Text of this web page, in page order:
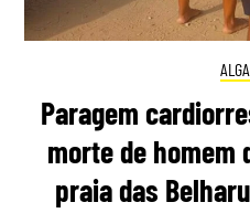
Paragem
morte de homem
praia das